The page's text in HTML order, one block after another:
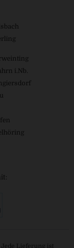
i.Nb.
Lieferung ist